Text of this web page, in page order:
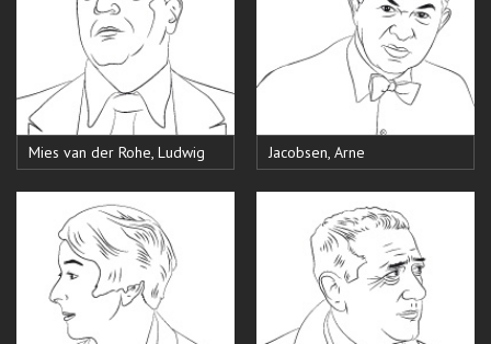
Mies van der Rohe, Ludwig Jacobsen, Arne